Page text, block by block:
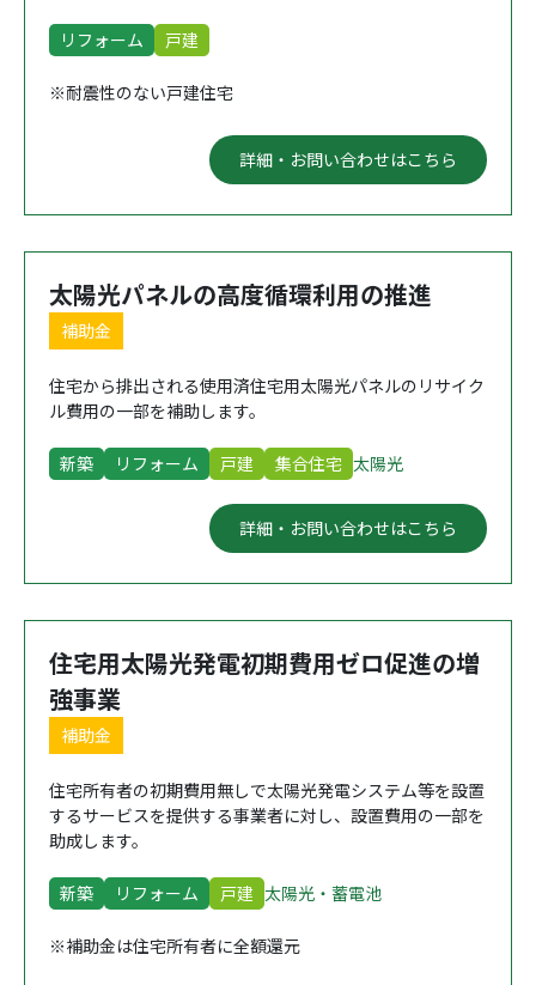
リフォーム 戸建
※耐震性のない戸建住宅
詳細・お問い合わせはこちら
太陽光パネルの高度循環利用の推進
補助金
住宅から排出される使用済住宅用太陽光パネルのリサイク
ル費用の一部を補助します。
新築 リフォーム 戸建 集合住宅 太陽光
詳細・お問い合わせはこちら
住宅用太陽光発電初期費用ゼロ促進の増
強事業
補助金
住宅所有者の初期費用無しで太陽光発電システム等を設置
するサービスを提供する事業者に対し、設置費用の一部を
助成します。
新築 リフォーム 戸建 太陽光・蓄電池
※補助金は住宅所有者に全額還元